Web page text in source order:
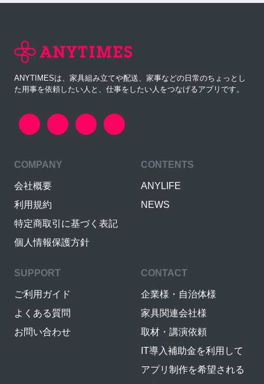
ANYTIMESは、家具組み立てや配送、家事などの日常のちょっとし
た用事を依頼したい人と、仕事をしたい人をつなげるアプリです。
COMPANY
会社概要
利用規約
特定商取引に基づく表記
個人情報保護方針
CONTENTS
ANYLIFE
NEWS
SUPPORT
ご利用ガイド
よくある質問
お問い合わせ
CONTACT
企業様・自治体様
家具関連会社様
取材・講演依頼
IT導入補助金を利用して
アプリ制作を希望される